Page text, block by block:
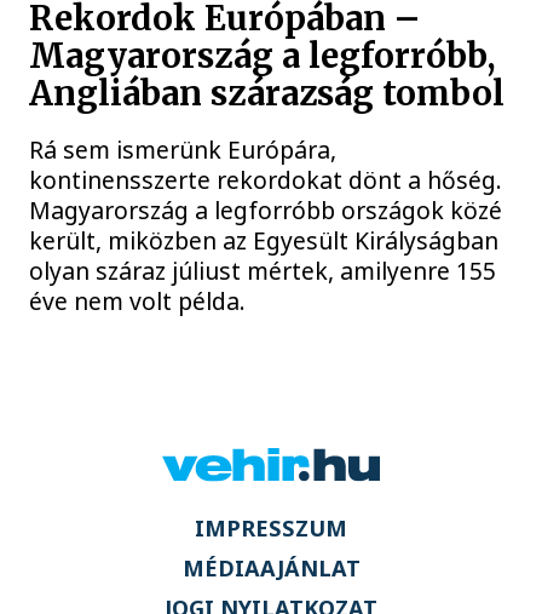
Rekordok Európában –
Magyarország a legforróbb,
Angliában szárazság tombol
Rá sem ismerünk Európára,
kontinensszerte rekordokat dönt a hőség.
Magyarország a legforróbb országok közé
került, miközben az Egyesült Királyságban
olyan száraz júliust mértek, amilyenre 155
éve nem volt példa.
IMPRESSZUM
MÉDIAAJÁNLAT